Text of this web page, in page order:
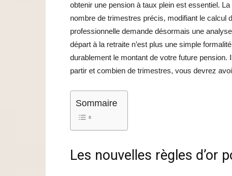
obtenir une pension à taux plein est essentiel.
nombre de trimestres précis, modifiant le calcul
professionnelle demande désormais une
départ à la retraite n’est plus une simple
durablement le montant de votre future
partir et combien de trimestres, vous devrez
Sommaire
Les nouvelles règles d’or